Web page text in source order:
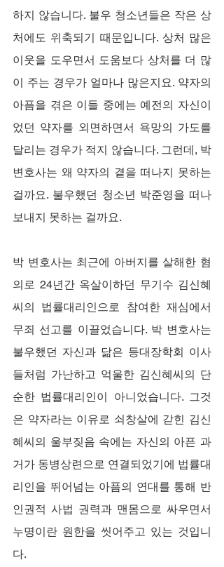
하지 않습니다. 불우 청소년들은 작은 상
처에도 위축되기 때문입니다. 상처 많은
이웃을 도우면서 도움보다 상처를 더 많
이 주는 경우가 얼마나 많은지요. 약자의
아픔을 겪은 이들 중에는 예전의 자신이
었던 약자를 외면하면서 욕망의 가도를
달리는 경우가 적지 않습니다. 그런데, 박
변호사는 왜 약자의 곁을 떠나지 못하는
걸까요. 불우했던 청소년 박준영을 떠나
보내지 못하는 걸까요.
박 변호사는 최근에 아버지를 살해한 혐
의로 24년간 옥살이하던 무기수 김신혜
씨의 법률대리인으로 참여한 재심에서
무죄 선고를 이끌었습니다. 박 변호사는
불우했던 자신과 닮은 등대장학회 이사
들처럼 가난하고 억울한 김신혜씨의 단
순한 법률대리인이 아니었습니다. 그것
은 약자라는 이유로 쇠창살에 갇힌 김신
혜씨의 울부짖음 속에는 자신의 아픈 과
거가 동병상련으로 연결되었기에 법률대
리인을 뛰어넘는 아픔의 연대를 통해 반
인권적 사법 권력과 맨몸으로 싸우면서
누명이란 원한을 씻어주고 있는 것입니
다.